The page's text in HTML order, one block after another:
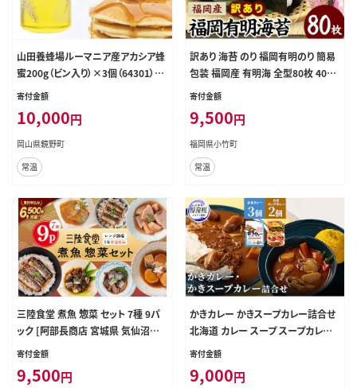
山田養蜂場ルーマニア産アカシア蜂
蜜200g（ビン入り）×3個（64301）【0
06-a069】【山田養蜂場】
寄付金額
10,000円
岡山県鏡野町
常温
訳あり 海苔 のり 福岡有明のり 簡易
包装 福岡産 有明海 全型80枚 40枚
×2袋 送料無料 パリパリ！ 《30日以
ktk_25_80p_yp---
寄付金額
9,500円
福岡県小竹町
常温
三陸食堂 煮魚 惣菜 セット 7種 9パ
ック [阿部長商店 宮城県 気仙沼市 2
0565439] 簡単調理 レトルト 魚 レ
存 さんま いわし かつお ぶり めかじ
寄付金額
9,500円
かきカレー かきスープカレー詰合せ
北海道 カレー スープ スープカレー
レトルト レトルトカレー レトルト食
寄付金額
9,000円